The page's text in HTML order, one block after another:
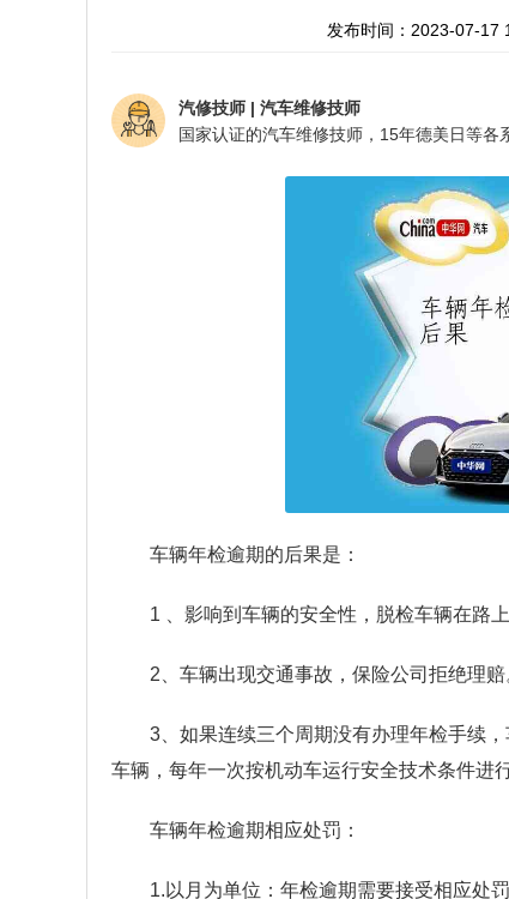
发布时间：2023-07-17
汽修技师 | 汽车维修技师
车辆年检逾期的后果是：
1 、影响到车辆的安全性，脱检车辆在路
2、车辆出现交通事故，保险公司拒绝理赔
3、如果连续三个周期没有办理年检手续
车辆，每年一次按机动车运行安全技术条件进
车辆年检逾期相应处罚：
1.以月为单位：年检逾期需要接受相应处